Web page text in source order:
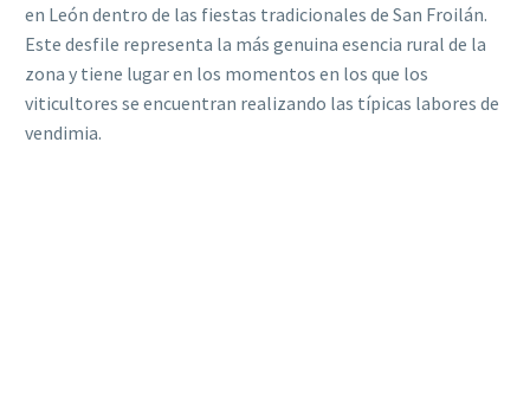
en León dentro de las fiestas tradicionales de San Froilán.
Este desfile representa la más genuina esencia rural de la
zona y tiene lugar en los momentos en los que los
viticultores se encuentran realizando las típicas labores de
vendimia.